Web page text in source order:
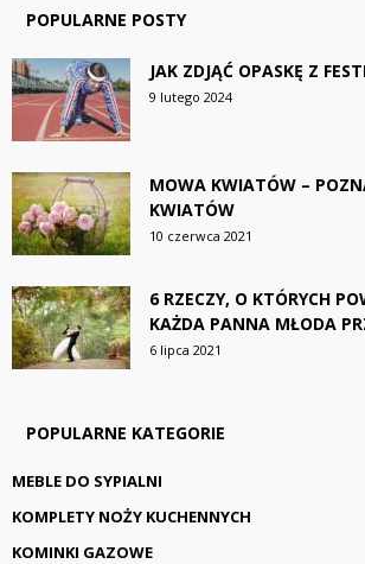
POPULARNE POSTY
JAK ZDJĄĆ OPASKĘ Z
9 lutego 2024
MOWA KWIATÓW –
KWIATÓW
10 czerwca 2021
6 RZECZY, O KTÓRYCH
KAŻDA PANNA MŁODA
6 lipca 2021
POPULARNE KATEGORIE
MEBLE DO SYPIALNI
KOMPLETY NOŻY KUCHENNYCH
KOMINKI GAZOWE